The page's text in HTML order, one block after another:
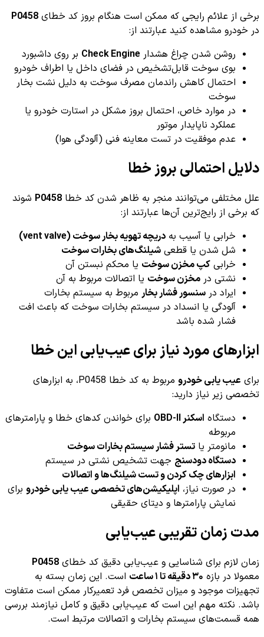
برخی از علائم رایجی که ممکن است هنگام بروز کد خطای P0458
در خودرو مشاهده کنید عبارتند از:
روشن شدن چراغ هشدار Check Engine بر روی داشبورد
بوی سوخت قابل‌تشخیص در فضای داخل یا اطراف خودرو
احتمال کاهش راندمان مصرف سوخت به دلیل نشت بخار
سوخت
در موارد خاص، احتمال بروز مشکل در استارت خودرو یا
عملکرد ناپایدار موتور
عدم موفقیت در تست معاینه فنی (آلودگی هوا)
دلایل احتمالی بروز خطا
علل مختلفی می‌توانند منجر به ظاهر شدن کد خطا P0458 شوند
که برخی از رایج‌ترین آن‌ها عبارتند از:
خرابی یا آسیب به دریچه تهویه بخار سوخت (vent valve)
شل شدن یا قطعی شیلنگ‌های بخارات سوخت
خرابی کپ مخزن سوخت یا محکم نبستن آن
نشتی در مخزن سوخت یا اتصالات مربوط به آن
ایراد در سنسور فشار بخار مربوط به سیستم بخارات
آلودگی یا انسداد در سیستم بخارات سوخت که باعث افت
فشار شده باشد
ابزارهای مورد نیاز برای عیب‌یابی این خطا
برای عیب یابی خودرو
مربوط به کد خطا P0458، به ابزارهای
تخصصی زیر نیاز دارید:
دستگاه اسکنر OBD-II
برای خواندن کدهای خطا و پارامترهای
مربوطه
مانومتر یا تستر فشار سیستم بخارات سوخت
دستگاه دودسنج جهت تشخیص نشتی در سیستم
ابزارهای چک کردن و تست شیلنگ‌ها و اتصالات
در صورت نیاز، اپلیکیشن‌های تخصصی عیب یابی خودرو برای
نمایش پارامترها و دیتای حقیقی
مدت زمان تقریبی عیب‌یابی
زمان لازم برای شناسایی و عیب‌یابی دقیق کد خطای P0458
معمولا در بازه ۳۰ دقیقه تا ۱ ساعت
است. این زمان بسته به
تجهیزات موجود و میزان تخصص فرد تعمیرکار ممکن است متفاوت
باشد. نکته مهم این است که عیب‌یابی دقیق و کامل نیازمند بررسی
همه قسمت‌های سیستم بخارات و اتصالات مرتبط است.